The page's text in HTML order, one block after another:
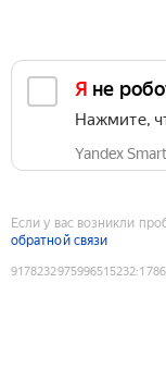
Я не
Нажмите,
Yandex
Если у вас возникли
обратной связи
9178232975996515232: